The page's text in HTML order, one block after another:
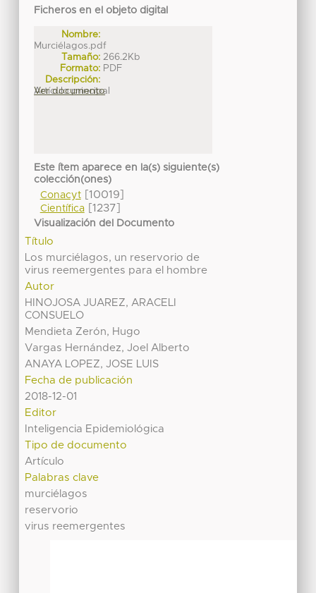
Ficheros en el objeto digital
Nombre:
Murciélagos.pdf
Tamaño: 266.2Kb
Formato: PDF
Descripción:
Artículo principal
Ver documento
Este ítem aparece en la(s) siguiente(s)
colección(ones)
Conacyt[10019]
Científica[1237]
Visualización del Documento
Título
Los murciélagos, un reservorio de
virus reemergentes para el hombre
Autor
HINOJOSA JUAREZ, ARACELI
CONSUELO
Mendieta Zerón, Hugo
Vargas Hernández, Joel Alberto
ANAYA LOPEZ, JOSE LUIS
Fecha de publicación
2018-12-01
Editor
Inteligencia Epidemiológica
Tipo de documento
Artículo
Palabras clave
murciélagos
reservorio
virus reemergentes